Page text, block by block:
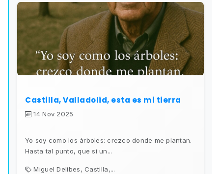
Castilla, Valladolid, esta es mi tierra
14 Nov 2025
Yo soy como los árboles: crezco donde me plantan.
Hasta tal punto, que si un...
Miguel Delibes, Castilla,...